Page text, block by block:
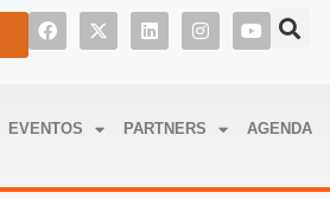
EVENTOS PARTNERS AGENDA